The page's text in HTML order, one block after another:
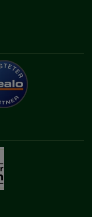
Hilfe wir
können,
auch die
relevant für Sie
dass Daten hierfür
oder soziale